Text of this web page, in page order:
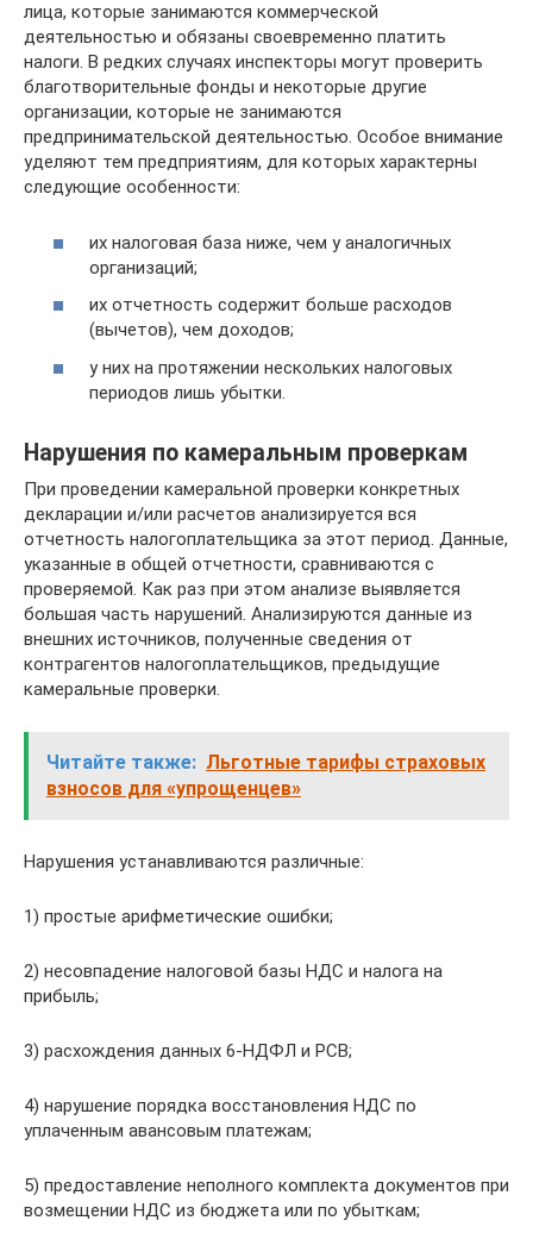
лица, которые занимаются коммерческой
деятельностью и обязаны своевременно платить
налоги. В редких случаях инспекторы могут проверить
благотворительные фонды и некоторые другие
организации, которые не занимаются
предпринимательской деятельностью. Особое внимание
уделяют тем предприятиям, для которых характерны
следующие особенности:
их налоговая база ниже, чем у аналогичных
организаций;
их отчетность содержит больше расходов
(вычетов), чем доходов;
у них на протяжении нескольких налоговых
периодов лишь убытки.
Нарушения по камеральным проверкам
При проведении камеральной проверки конкретных
декларации и/или расчетов анализируется вся
отчетность налогоплательщика за этот период. Данные,
указанные в общей отчетности, сравниваются с
проверяемой. Как раз при этом анализе выявляется
большая часть нарушений. Анализируются данные из
внешних источников, полученные сведения от
контрагентов налогоплательщиков, предыдущие
камеральные проверки.
Читайте также: Льготные тарифы страховых
взносов для «упрощенцев»
Нарушения устанавливаются различные:
1) простые арифметические ошибки;
2) несовпадение налоговой базы НДС и налога на
прибыль;
3) расхождения данных 6-НДФЛ и РСВ;
4) нарушение порядка восстановления НДС по
уплаченным авансовым платежам;
5) предоставление неполного комплекта документов при
возмещении НДС из бюджета или по убыткам;